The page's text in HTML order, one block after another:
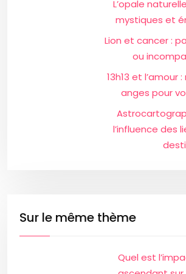
L’opale
mystiques et
Lion et cancer :
ou
13h13 et l’amour
anges pour
l’influence des
Sur le même thème
Quel est